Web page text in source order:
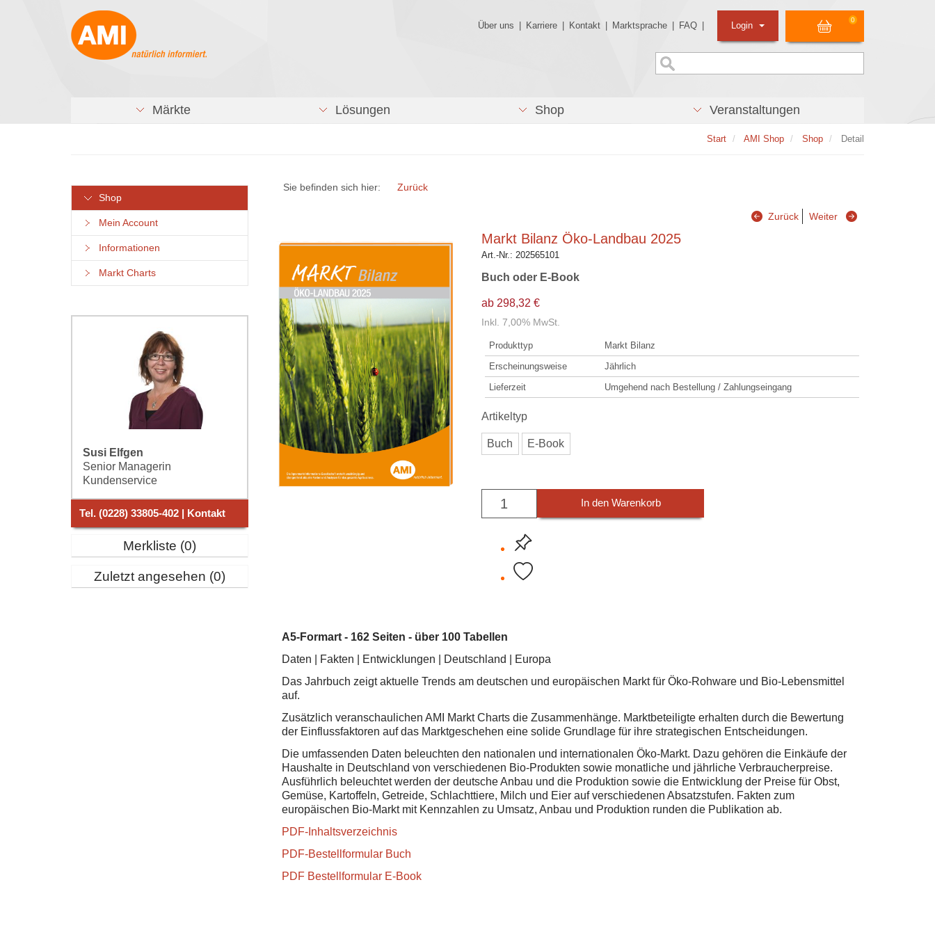
Über uns Karriere Kontakt Marktsprache FAQ
0
Login
Märkte Lösungen Shop Veranstaltungen
Start AMI Shop Shop Detail
Shop
Mein Account
Informationen
Markt Charts
Susi Elfgen
Senior Managerin
Kundenservice
Tel. (0228) 33805-402 | Kontakt
Merkliste 0
Zuletzt angesehen 0
Sie befinden sich hier: Zurück
Zurück Weiter
Markt Bilanz Öko-Landbau 2025
Art.-Nr.: 202565101
Buch oder E-Book
ab 298,32 €
Inkl. 7,00% MwSt.
Produkttyp
Markt Bilanz
Erscheinungsweise
Jährlich
Lieferzeit
Umgehend nach Bestellung / Zahlungseingang
Artikeltyp
Buch E-Book
In den Warenkorb
A5-Formart - 162 Seiten - über 100 Tabellen
Daten | Fakten | Entwicklungen | Deutschland | Europa
Das Jahrbuch zeigt aktuelle Trends am deutschen und europäischen Markt für Öko-Rohware und Bio-Lebensmittel
auf.
Zusätzlich veranschaulichen AMI Markt Charts die Zusammenhänge. Marktbeteiligte erhalten durch die Bewertung
der Einflussfaktoren auf das Marktgeschehen eine solide Grundlage für ihre strategischen Entscheidungen.
Die umfassenden Daten beleuchten den nationalen und internationalen Öko-Markt. Dazu gehören die Einkäufe der
Haushalte in Deutschland von verschiedenen Bio-Produkten sowie monatliche und jährliche Verbraucherpreise.
Ausführlich beleuchtet werden der deutsche Anbau und die Produktion sowie die Entwicklung der Preise für Obst,
Gemüse, Kartoffeln, Getreide, Schlachttiere, Milch und Eier auf verschiedenen Absatzstufen. Fakten zum
europäischen Bio-Markt mit Kennzahlen zu Umsatz, Anbau und Produktion runden die Publikation ab.
PDF-Inhaltsverzeichnis
PDF-Bestellformular Buch
PDF Bestellformular E-Book